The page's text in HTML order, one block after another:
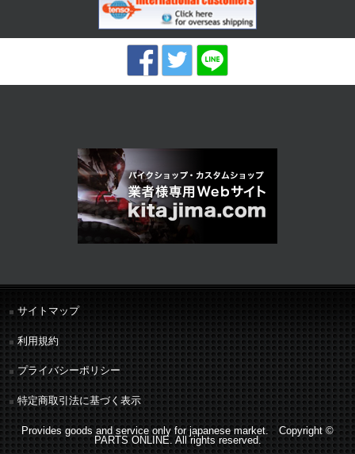
サイトマップ
利用規約
プライバシーポリシー
特定商取引法に基づく表示
Provides goods and service only for japanese market. Copyright ©
PARTS ONLINE. All rights reserved.